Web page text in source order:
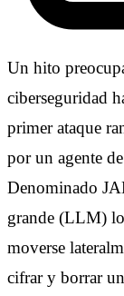
Un hito
ciberseguridad
primer ataque
por un agente
Denominado
grande (LLM)
moverse
cifrar y borrar